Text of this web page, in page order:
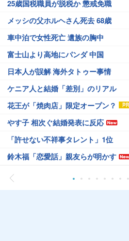
25歳国税職員が脱税か 懲戒免職
メッシの父ホルヘさん死去 68歳
車中泊で女性死亡 遺族の胸中
富士山より高地にパンダ 中国
日本人が誤解 海外タトゥー事情
ケニア人と結婚「差別」のリアル
花王が「焼肉店」限定オープン？
やす子 相次ぐ結婚発表に反応
「許せない不祥事タレント」1位
鈴木福「恋愛話」親友らが明かす